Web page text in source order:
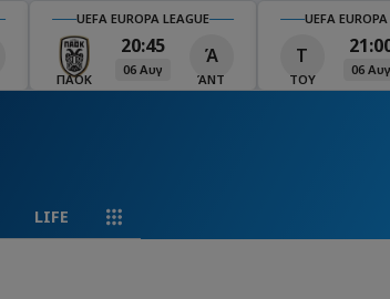
UEFA EUROPA LEAGUE
ΠΑΟΚ
20:45
06 Αυγ
Ά
ΆΝΤ
UEFA
Τ
ΤΟΥ
06 Αυγ
LIFE